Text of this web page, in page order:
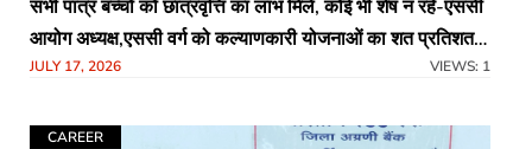
सभी पात्र बच्चों को छात्रवृत्ति का लाभ मिलें, कोई भी शेष न रहें-एससी
आयोग अध्यक्ष,एससी वर्ग को कल्याणकारी योजनाओं का शत प्रतिशत
सुनिश्चित करने के निर्देश
JULY 17, 2026 VIEWS: 1
CAREER